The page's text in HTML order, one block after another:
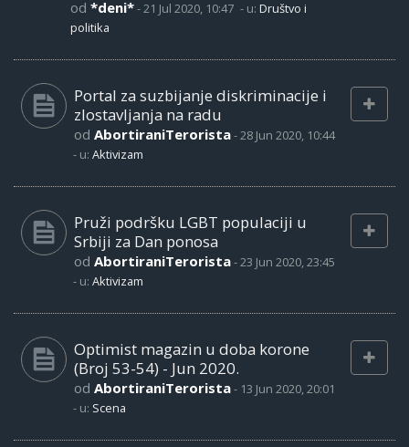
od *deni*-21 Jul 2020, 10:47 - u: Društvo i
politika
Portal za suzbijanje diskriminacije i
zlostavljanja na radu
od AbortiraniTerorista-28 Jun 2020, 10:44
- u: Aktivizam
Pruži podršku LGBT populaciji u
Srbiji za Dan ponosa
od AbortiraniTerorista-23 Jun 2020, 23:45
- u: Aktivizam
Optimist magazin u doba korone
(Broj 53-54) - Jun 2020.
od AbortiraniTerorista- 13 Jun 2020, 20:01
- u: Scena